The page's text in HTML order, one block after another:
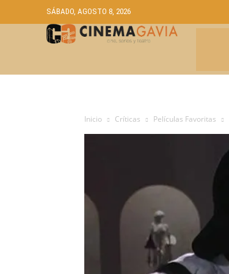
SÁBADO, AGOSTO 8, 2026
Inicio Críticas Películas Favoritas